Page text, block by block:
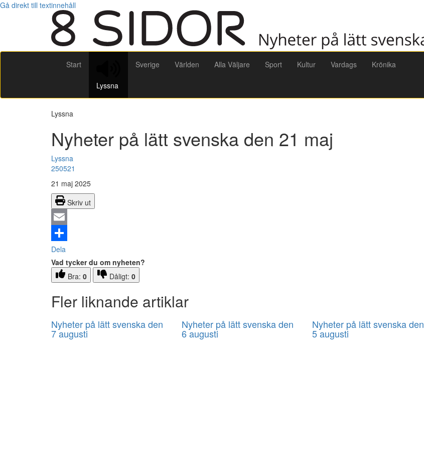
Gå direkt till textinnehåll
Start
Lyssna
Sverige Världen Alla Väljare Sport Kultur Vardags Krönika
Lyssna
Nyheter på lätt svenska den 21 maj
Lyssna
250521
21 maj 2025
Skriv ut
Email
Dela
Vad tycker du om nyheten?
Bra: 0 Dåligt: 0
Fler liknande artiklar
Nyheter på lätt svenska den
7 augusti
Nyheter på lätt svenska den
6 augusti
Nyheter på lätt svenska den
5 augusti